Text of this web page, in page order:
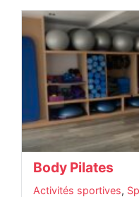
Body Pilates
Activités sportives,